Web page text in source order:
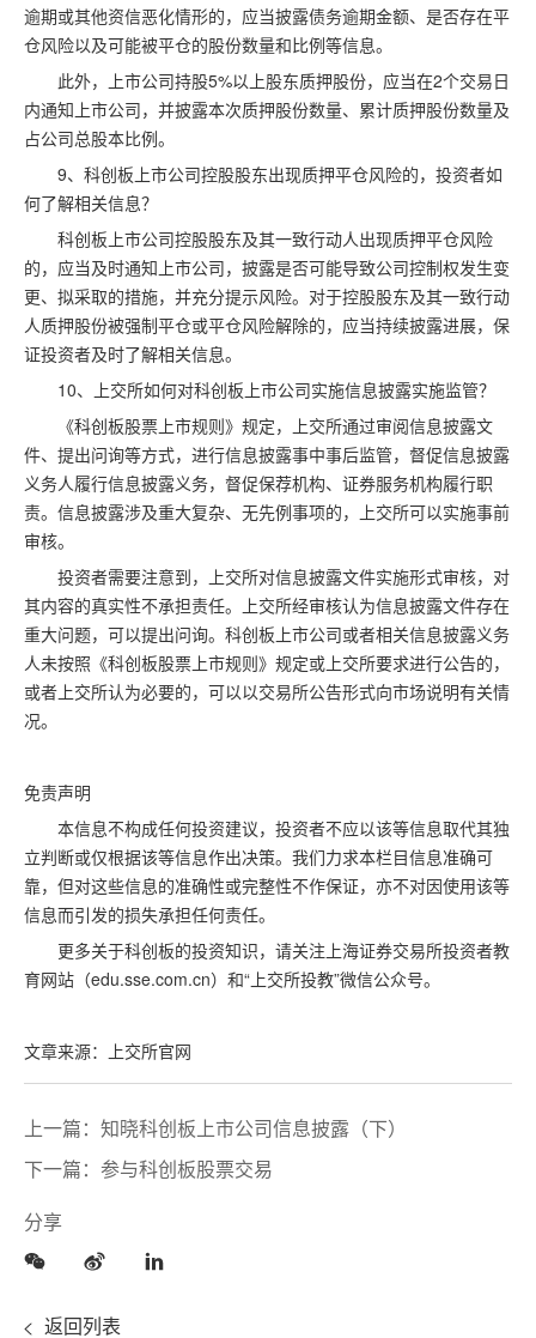
逾期或其他资信恶化情形的，应当披露债务逾期金额、是否存在平
仓风险以及可能被平仓的股份数量和比例等信息。
此外，上市公司持股5%以上股东质押股份，应当在2个交易日
内通知上市公司，并披露本次质押股份数量、累计质押股份数量及
占公司总股本比例。
9、科创板上市公司控股股东出现质押平仓风险的，投资者如
何了解相关信息？
科创板上市公司控股股东及其一致行动人出现质押平仓风险
的，应当及时通知上市公司，披露是否可能导致公司控制权发生变
更、拟采取的措施，并充分提示风险。对于控股股东及其一致行动
人质押股份被强制平仓或平仓风险解除的，应当持续披露进展，保
证投资者及时了解相关信息。
10、上交所如何对科创板上市公司实施信息披露实施监管？
《科创板股票上市规则》规定，上交所通过审阅信息披露文
件、提出问询等方式，进行信息披露事中事后监管，督促信息披露
义务人履行信息披露义务，督促保荐机构、证券服务机构履行职
责。信息披露涉及重大复杂、无先例事项的，上交所可以实施事前
审核。
投资者需要注意到，上交所对信息披露文件实施形式审核，对
其内容的真实性不承担责任。上交所经审核认为信息披露文件存在
重大问题，可以提出问询。科创板上市公司或者相关信息披露义务
人未按照《科创板股票上市规则》规定或上交所要求进行公告的，
或者上交所认为必要的，可以以交易所公告形式向市场说明有关情
况。
免责声明
本信息不构成任何投资建议，投资者不应以该等信息取代其独
立判断或仅根据该等信息作出决策。我们力求本栏目信息准确可
靠，但对这些信息的准确性或完整性不作保证，亦不对因使用该等
信息而引发的损失承担任何责任。
更多关于科创板的投资知识，请关注上海证券交易所投资者教
育网站（edu.sse.com.cn）和“上交所投教”微信公众号。
文章来源：上交所官网
上一篇：知晓科创板上市公司信息披露（下）
下一篇：参与科创板股票交易
分享
返回列表